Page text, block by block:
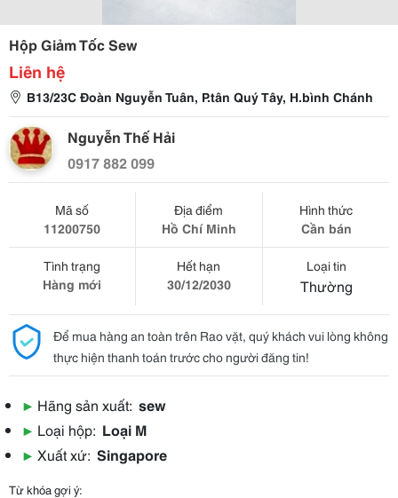
Hộp Giảm Tốc Sew
Liên hệ
B13/23C Đoàn Nguyễn Tuân, P.tân Quý Tây, H.bình Chánh
Nguyễn Thế Hải
0917 882 099
Mã số
11200750
Địa điểm
Hồ Chí Minh
Hình thức
Cần bán
Tình trạng
Hàng mới
Hết hạn
30/12/2030
Loại tin
Thường
Để mua hàng an toàn trên Rao vặt, quý khách vui lòng không
thực hiện thanh toán trước cho người đăng tin!
▶ Hãng sản xuất: sew
▶ Loại hộp: Loại M
▶ Xuất xứ: Singapore
Từ khóa gợi ý: